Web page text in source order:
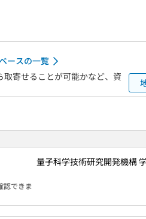
ースの一覧
寄せることが可能かなど、資
認できま
量子科学技術研究開発機構